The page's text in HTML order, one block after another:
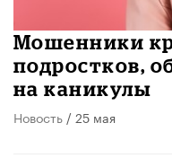
Мошенники
подростков,
на каникулы
Новость / 25 мая